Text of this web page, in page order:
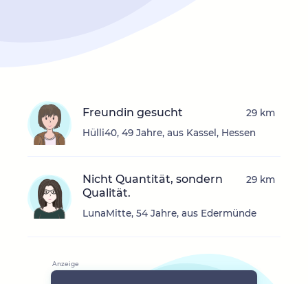
Freundin gesucht
Hülli40, 49 Jahre, aus Kassel, Hessen
29 km
Nicht Quantität, sondern
Qualität.
LunaMitte, 54 Jahre, aus Edermünde
29 km